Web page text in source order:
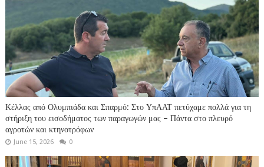
Κέλλας από Ολυμπιάδα και Σπαρμό: Στο ΥπΑΑΤ πετύχαμε πολλά για τη
στήριξη του εισοδήματος των παραγωγών μας – Πάντα στο πλευρό
αγροτών και κτηνοτρόφων
June 15, 2026 0